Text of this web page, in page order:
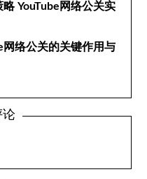
YouTube网络公关实
网络公关的关键作用与
论